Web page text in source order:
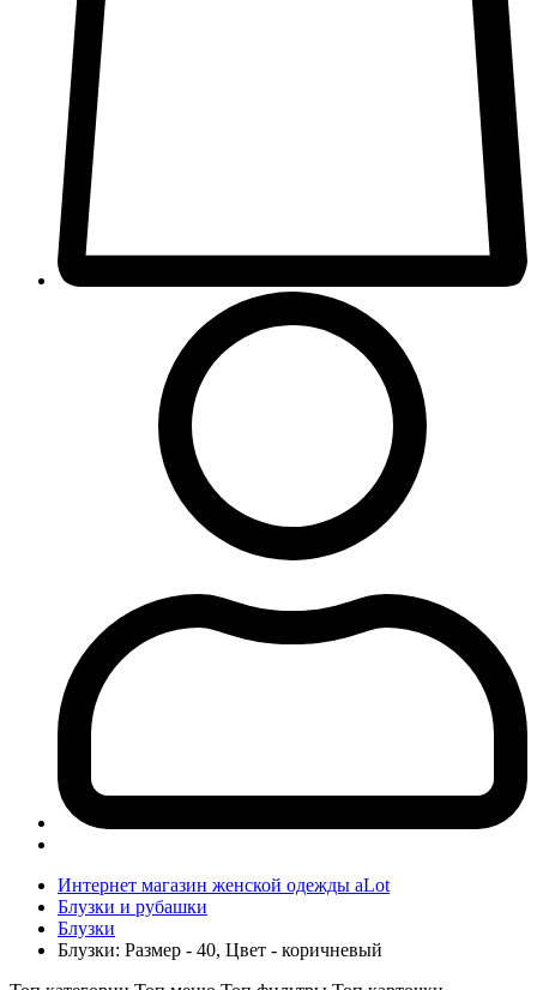
Интернет магазин женской одежды aLot
Блузки и рубашки
Блузки
Блузки: Размер - 40, Цвет - коричневый